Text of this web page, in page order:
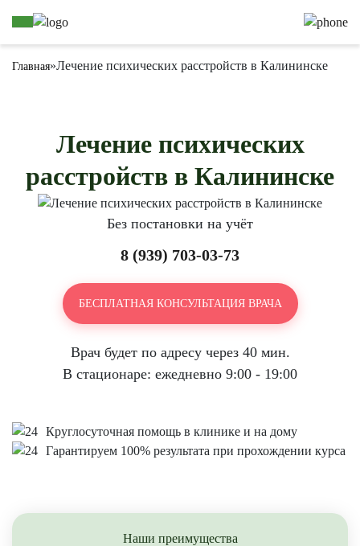
Главная»Лечение психических расстройств в Калининске
Лечение психических
расстройств в Калининске
Без постановки на учёт
8 (939) 703-03-73
БЕСПЛАТНАЯ КОНСУЛЬТАЦИЯ ВРАЧА
Врач будет по адресу через 40 мин.
В стационаре: ежедневно 9:00 - 19:00
Круглосуточная помощь в клинике и на дому
Гарантируем 100% результата при прохождении курса
Наши преимущества